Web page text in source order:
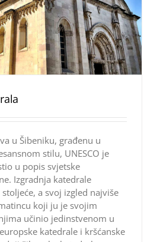
u Šibeniku, građenu u
stilu, UNESCO je
u popis svjetske
Izgradnja katedrale
a svoj izgled najviše
koji ju je svojim
učinio jedinstvenom u
katedrale i kršćanske